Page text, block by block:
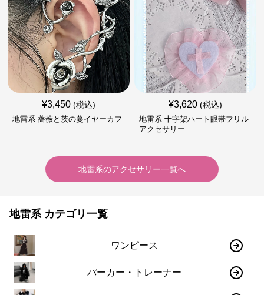
¥3,450 (税込)
地雷系 薔薇と茨の蔓イヤーカフ
¥3,620 (税込)
地雷系 十字架ハート眼帯フリル
アクセサリー
地雷系のアクセサリー一覧へ
地雷系 カテゴリ一覧
ワンピース
パーカー・トレーナー